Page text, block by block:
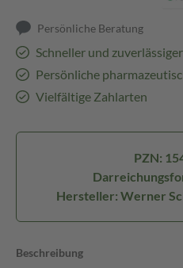
Persönliche Beratung
Schneller und
Persönliche
Vielfältige Zahlarten
PZN:
Hersteller: Werner
Beschreibung